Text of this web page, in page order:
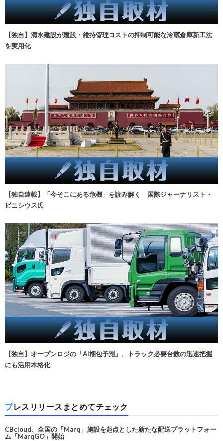
【独自】清水建設が建設・維持管理コストの抑制可能な冷蔵倉庫新工法
を実用化
【独自連載】「今そこにある危機」を読み解く 国際ジャーナリスト・
ビニシウス氏
【独自】オープンロジの「AI梱包予測」、トラック必要台数の迅速把握
にも活用本格化
プレスリリースまとめてチェック
CBcloud、全国の「Marq」施設を起点とした新たな配送プラットフォー
ム「MarqGO」開始